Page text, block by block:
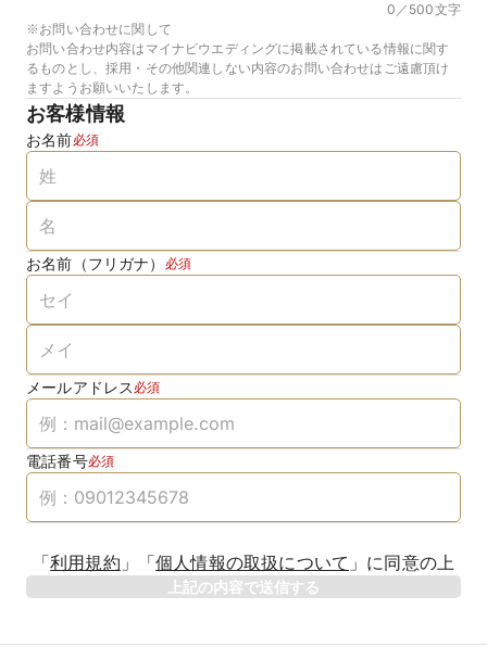
0／500文字
※お問い合わせに関して
お問い合わせ内容はマイナビウエディングに掲載されている情報に関す
るものとし、採用・その他関連しない内容のお問い合わせはご遠慮頂け
ますようお願いいたします。
お客様情報
お名前必須
お名前（フリガナ） 必須
メールアドレス 必須
電話番号必須
「利用規約 」 「個人情報の取扱について 」 に同意の上
上記の内容で送信する